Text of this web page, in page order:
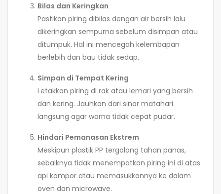
Bilas dan Keringkan
Pastikan piring dibilas dengan air bersih lalu
dikeringkan sempurna sebelum disimpan atau
ditumpuk. Hal ini mencegah kelembapan
berlebih dan bau tidak sedap.
Simpan di Tempat Kering
Letakkan piring di rak atau lemari yang bersih
dan kering. Jauhkan dari sinar matahari
langsung agar warna tidak cepat pudar.
Hindari Pemanasan Ekstrem
Meskipun plastik PP tergolong tahan panas,
sebaiknya tidak menempatkan piring ini di atas
api kompor atau memasukkannya ke dalam
oven dan microwave.